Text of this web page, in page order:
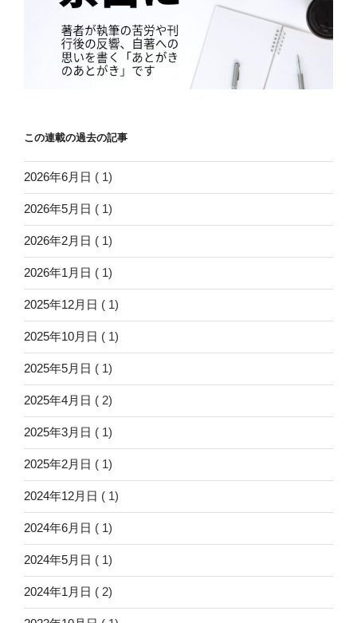
この連載の過去の記事
2026年6月日 ( 1)
2026年5月日 ( 1)
2026年2月日 ( 1)
2026年1月日 ( 1)
2025年12月日 ( 1)
2025年10月日 ( 1)
2025年5月日 ( 1)
2025年4月日 ( 2)
2025年3月日 ( 1)
2025年2月日 ( 1)
2024年12月日 ( 1)
2024年6月日 ( 1)
2024年5月日 ( 1)
2024年1月日 ( 2)